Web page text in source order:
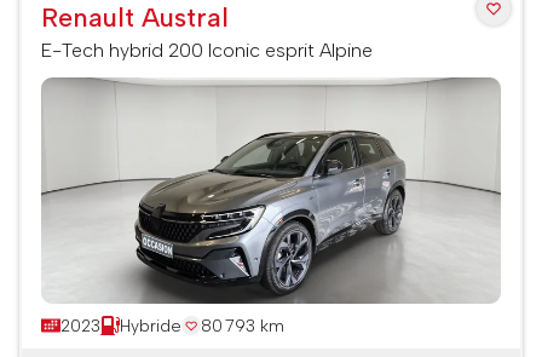
Renault Austral
E-Tech hybrid 200 Iconic esprit Alpine
2023 Hybride 80 793 km